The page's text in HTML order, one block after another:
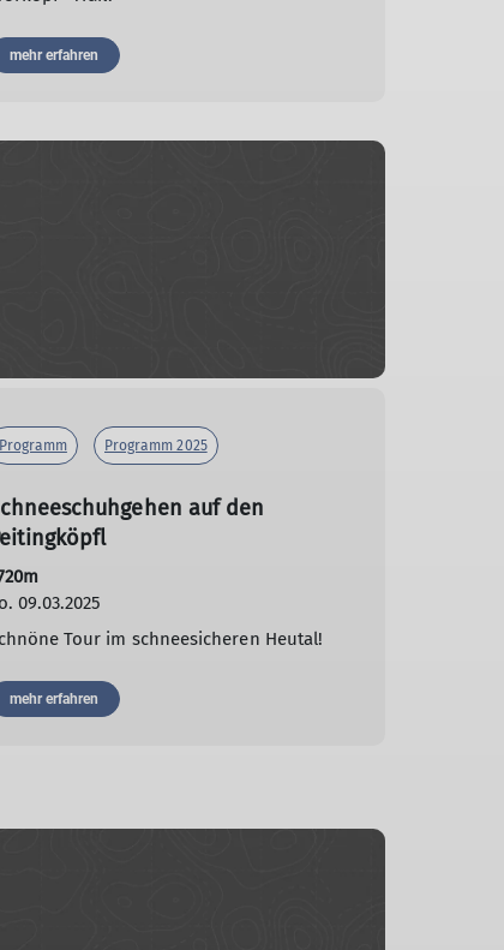
mehr erfahren
Programm Programm 2025
auf den
09.03.2025
Tour im schneesicheren Heutal!
mehr erfahren